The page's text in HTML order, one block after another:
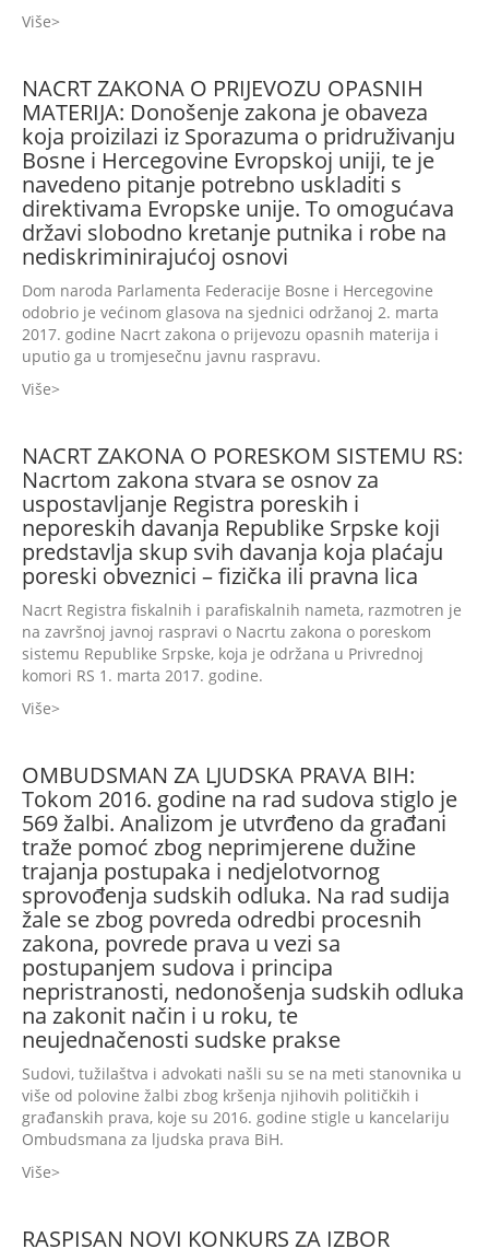
Više
NACRT ZAKONA O PRIJEVOZU OPASNIH
MATERIJA: Donošenje zakona je obaveza
koja proizilazi iz Sporazuma o pridruživanju
Bosne i Hercegovine Evropskoj uniji, te je
navedeno pitanje potrebno uskladiti s
direktivama Evropske unije. To omogućava
državi slobodno kretanje putnika i robe na
nediskriminirajućoj osnovi
Dom naroda Parlamenta Federacije Bosne i Hercegovine
odobrio je većinom glasova na sjednici održanoj 2. marta
2017. godine Nacrt zakona o prijevozu opasnih materija i
uputio ga u tromjesečnu javnu raspravu.
Više
NACRT ZAKONA O PORESKOM SISTEMU RS:
Nacrtom zakona stvara se osnov za
uspostavljanje Registra poreskih i
neporeskih davanja Republike Srpske koji
predstavlja skup svih davanja koja plaćaju
poreski obveznici – fizička ili pravna lica
Nacrt Registra fiskalnih i parafiskalnih nameta, razmotren je
na završnoj javnoj raspravi o Nacrtu zakona o poreskom
sistemu Republike Srpske, koja je održana u Privrednoj
komori RS 1. marta 2017. godine.
Više
OMBUDSMAN ZA LJUDSKA PRAVA BIH:
Tokom 2016. godine na rad sudova stiglo je
569 žalbi. Analizom je utvrđeno da građani
traže pomoć zbog neprimjerene dužine
trajanja postupaka i nedjelotvornog
sprovođenja sudskih odluka. Na rad sudija
žale se zbog povreda odredbi procesnih
zakona, povrede prava u vezi sa
postupanjem sudova i principa
nepristranosti, nedonošenja sudskih odluka
na zakonit način i u roku, te
neujednačenosti sudske prakse
Sudovi, tužilaštva i advokati našli su se na meti stanovnika u
više od polovine žalbi zbog kršenja njihovih političkih i
građanskih prava, koje su 2016. godine stigle u kancelariju
Ombudsmana za ljudska prava BiH.
Više
RASPISAN NOVI KONKURS ZA IZBOR